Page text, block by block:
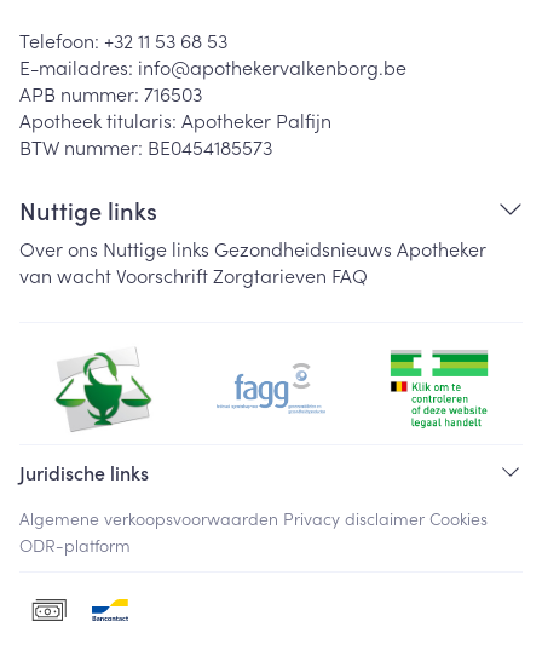
Telefoon: +32 11 53 68 53
E-mailadres: info@apothekervalkenborg.be
APB nummer: 716503
Apotheek titularis: Apotheker Palfijn
BTW nummer: BE0454185573
Nuttige links
Over ons Nuttige links Gezondheidsnieuws Apotheker
van wachtVoorschriftZorgtarieven FAQ
Juridische links
Algemene verkoopsvoorwaarden Privacy disclaimer Cookies
ODR-platform